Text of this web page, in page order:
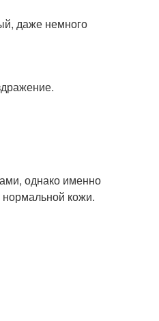
даже немного
однако именно
кожи.